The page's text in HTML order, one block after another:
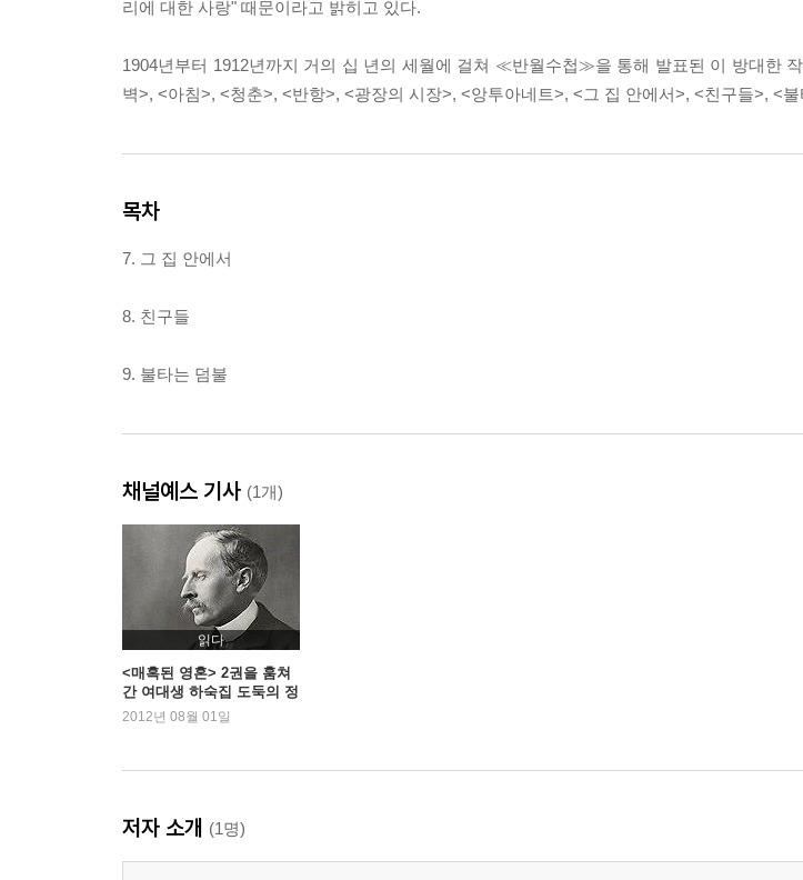
리에 대한 사랑" 때문이라고 밝히고 있다.
1904년부터 1912년까지 거의 십 년의 세월에 걸쳐 ≪반월수첩≫을 통해 발표된 이 방대한
벽>, <아침>, <청춘>, <반항>, <광장의 시장>, <앙투아네트>, <그 집 안에서>, <친구들>, <
목차
7. 그 집 안에서
8. 친구들
9. 불타는 덤불
채널예스 기사 (1개)
읽다
<매혹된 영혼> 2권을 훔쳐
간 여대생 하숙집 도둑의 정
체는?
2012년 08월 01일
저자 소개 (1명)